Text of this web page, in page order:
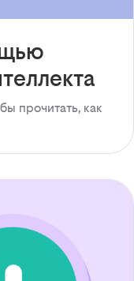
прочитать, как